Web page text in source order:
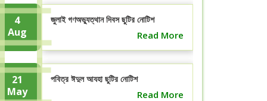
4
Aug
জুলাই গণঅভ্যুত্থান দিবস ছুটির নোটিশ
Read More
21
May
পবিত্র ঈদুল আযহা ছুটির নোটিশ
Read More